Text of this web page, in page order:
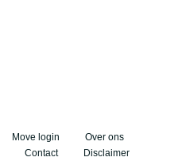
Move login
Over ons
Contact
Disclaimer